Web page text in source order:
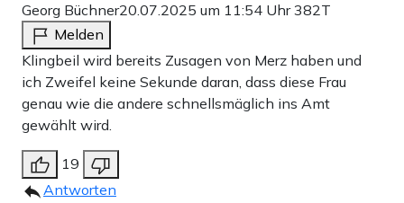
Georg Büchner20.07.2025 um 11:54 Uhr382T
Melden
Klingbeil wird bereits Zusagen von Merz haben und
ich Zweifel keine Sekunde daran, dass diese Frau
genau wie die andere schnellsmäglich ins Amt
gewählt wird.
19
Antworten